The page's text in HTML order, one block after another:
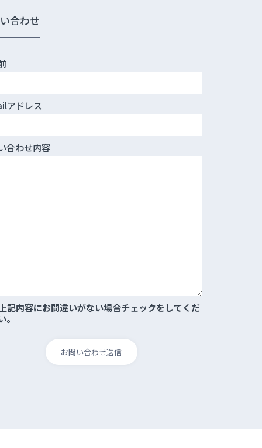
合わせ
アドレス
合わせ内容
記内容にお間違いがない場合チェックをしてくだ
。